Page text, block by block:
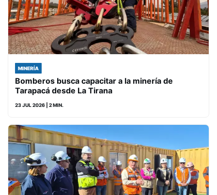
MINERÍA
Bomberos busca capacitar a la minería de
Tarapacá desde La Tirana
23 JUL 2026 | 2 MIN.